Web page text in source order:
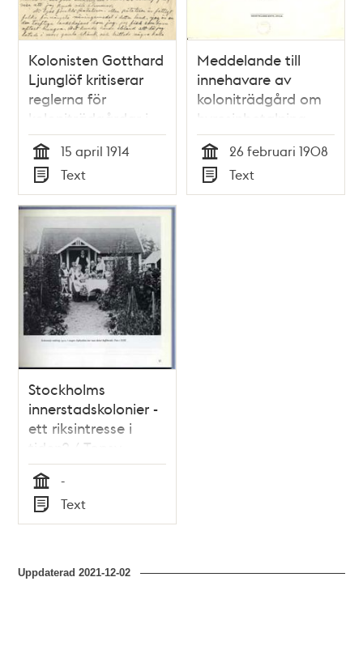
Kolonisten Gotthard
Ljunglöf kritiserar
reglerna för
koloniträdgårdar i
brev till Anna
Lindhagen
Tid
15 april 1914
Typ
Text
Meddelande till
innehavare av
koloniträdgård om
hyresinbetalning.
Tid
26 februari 1908
Typ
Text
Stockholms
innerstadskolonier -
ett riksintresse i
tiden? / Topsy
Bondeson
Tid
-
Typ
Text
Uppdaterad2021-12-02